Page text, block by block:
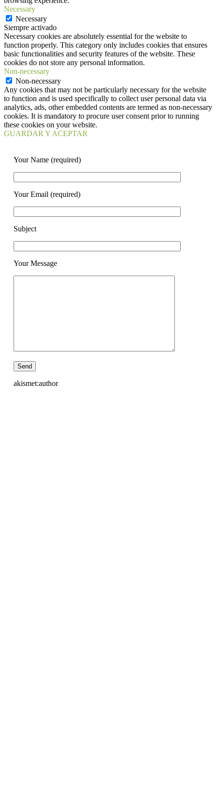
Necessary
Necessary
Siempre activado
Necessary cookies are absolutely essential for the website to
function properly. This category only includes cookies that ensures
basic functionalities and security features of the website. These
cookies do not store any personal information.
Non-necessary
Non-necessary
Any cookies that may not be particularly necessary for the website
to function and is used specifically to collect user personal data via
analytics, ads, other embedded contents are termed as non-necessary
cookies. It is mandatory to procure user consent prior to running
these cookies on your website.
GUARDAR Y ACEPTAR
Your Name (required)
Your Email (required)
Subject
Your Message
akismet:author